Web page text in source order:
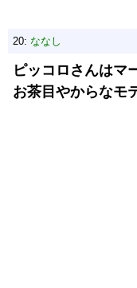
20: ななし
ピッコロさんはマ
お茶目やからなモ